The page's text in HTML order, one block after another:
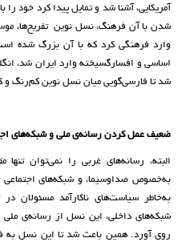
آمریکایی، آشنا شد و تمایل پیدا کرد خود
شدن با آن فرهنگ، نسل نوین تفریح‌ها،
وارد فرهنگی کرد که با آن بزرگ شده
اساسی و افسارگسیخته وارد ایران شد،
شد تا فارسی‌گویی میان نسل نوین کم‌رنگ و
ضعیف عمل کردن رسانه‌‌ی ملی و شبکه‌های
البته، رسانه‌های غربی را نمی‌توان
به‌خصوص صداوسیما، و شبکه‌‌های اجتماعی
به‌خاطر سیاست‌های ناکارآمد مسئولان
شبکه‌های داخلی، این نسل از رسانه‌ی
روی آورد. همین باعث شد تا این نسل